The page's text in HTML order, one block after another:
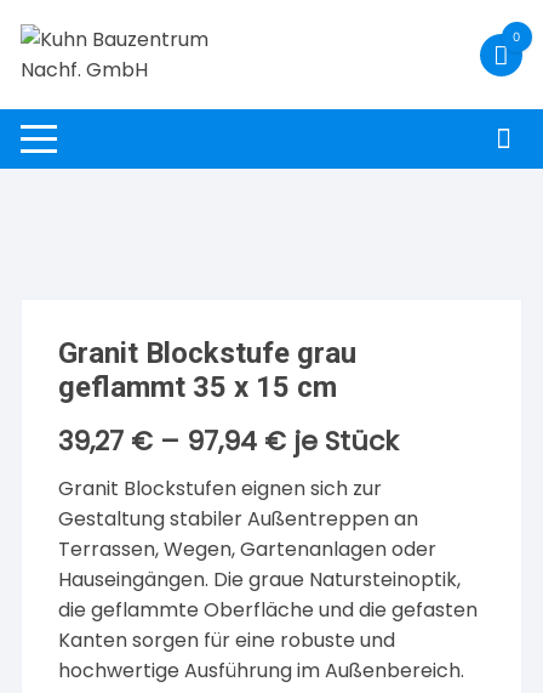
Inhalt
springen
0
Granit Blockstufe grau
geflammt 35 x 15 cm
39,27 € – 97,94 € je Stück
Granit Blockstufen eignen sich zur
Gestaltung stabiler Außentreppen an
Terrassen, Wegen, Gartenanlagen oder
Hauseingängen. Die graue Natursteinoptik,
die geflammte Oberfläche und die gefasten
Kanten sorgen für eine robuste und
hochwertige Ausführung im Außenbereich.